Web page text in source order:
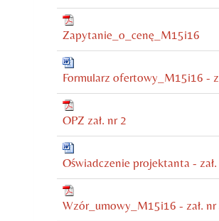
Zapytanie_o_cenę_M15i16
Formularz ofertowy_M15i16 -
OPZ zał. nr 2
Oświadczenie projektanta -
Wzór_umowy_M15i16 - zał. nr